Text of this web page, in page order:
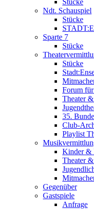
Stücke
Ndt. Schauspiel
Stücke
Sparte 7
Stücke
Stücke
Forum
Theater
35.
Club-
Playlist
Kinder &
Theater
Gegenüber
Gastspiele
Anfrage